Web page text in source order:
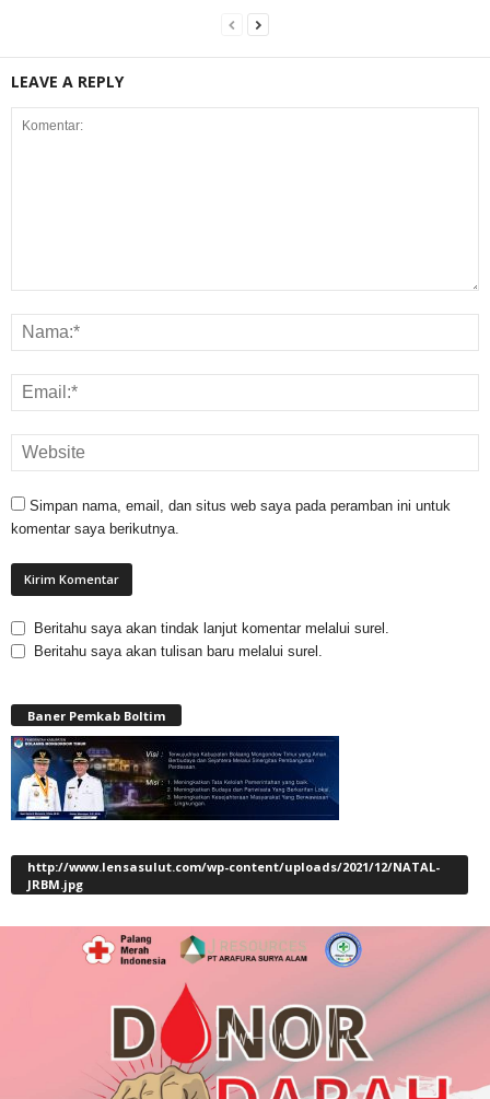
LEAVE A REPLY
Simpan nama, email, dan situs web saya pada peramban ini untuk
komentar saya berikutnya.
Beritahu saya akan tindak lanjut komentar melalui surel.
Beritahu saya akan tulisan baru melalui surel.
Baner Pemkab Boltim
http://www.lensasulut.com/wp-content/uploads/2021/12/NATAL-
JRBM.jpg